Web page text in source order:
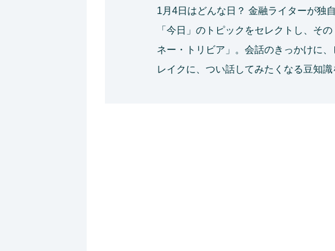
1月4日はどんな日？ 金融ライターが独
「今日」のトピックをセレクトし、そ
ネー・トリビア」。会話のきっかけに
レイクに、つい話してみたくなる豆知識